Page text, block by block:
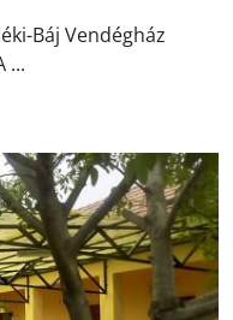
Báj Vendégház
...